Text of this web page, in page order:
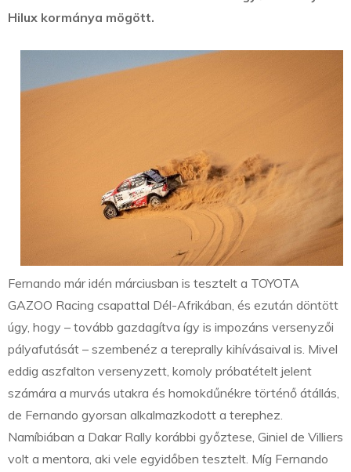
Hilux kormánya mögött.
Fernando már idén márciusban is tesztelt a TOYOTA
GAZOO Racing csapattal Dél-Afrikában, és ezután döntött
úgy, hogy – tovább gazdagítva így is impozáns versenyzői
pályafutását – szembenéz a tereprally kihívásaival is. Mivel
eddig aszfalton versenyzett, komoly próbatételt jelent
számára a murvás utakra és homokdűnékre történő átállás,
de Fernando gyorsan alkalmazkodott a terephez.
Namíbiában a Dakar Rally korábbi győztese, Giniel de Villiers
volt a mentora, aki vele egyidőben tesztelt. Míg Fernando